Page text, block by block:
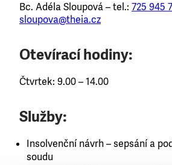
Bc. Adéla Sloupová – tel.: 725 945
sloupova@theia.cz
Otevírací hodiny:
Čtvrtek: 9.00 – 14.00
Služby:
Insolvenční návrh – sepsání a
soudu